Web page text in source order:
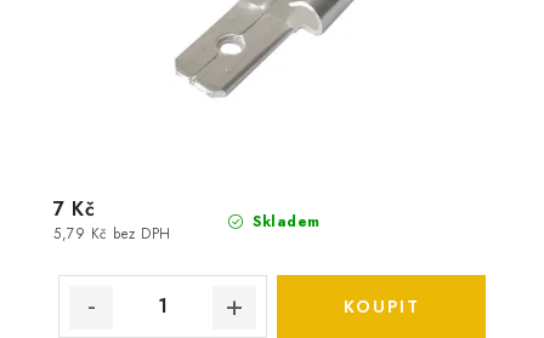
Skladem
5,79 Kč bez DPH
7 Kč